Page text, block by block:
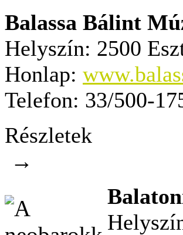
Balassa Bálint
Helyszín: 2500
Honlap:
Telefon: 33/500-
Részletek
→